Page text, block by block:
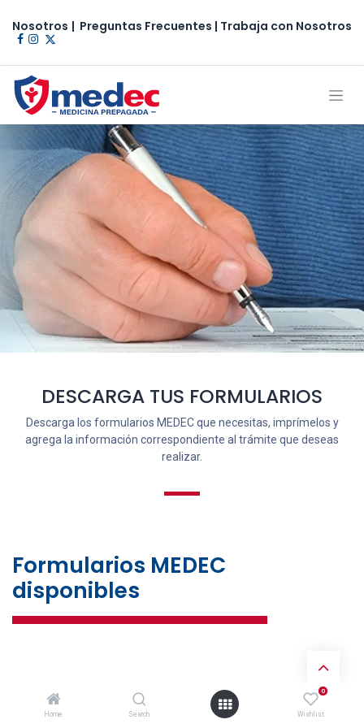
Home Search
0
Wishlist
Nosotros | Preguntas Frecuentes | Trabaja con Nosotros​
DESCARGA TUS FORMULARIOS
Descarga los formularios MEDEC que necesitas, imprímelos y
agrega la información correspondiente al trámite que deseas
realizar.
Formularios MEDEC
disponibles
1. Formulario de Pre-autorización Quirúrgica
Formulario que el médico llena cuando el afiliado se va a